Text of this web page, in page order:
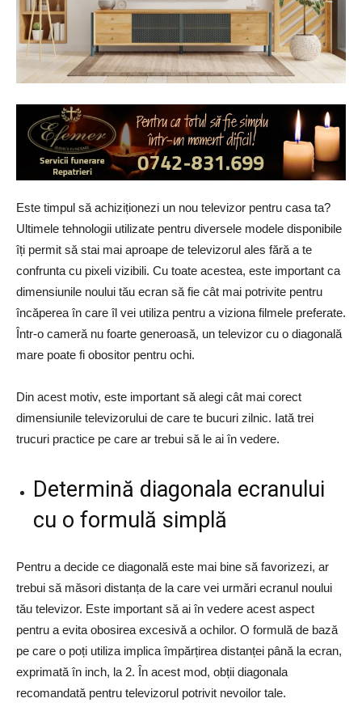
Este timpul să achiziționezi un nou televizor pentru casa ta?
Ultimele tehnologii utilizate pentru diversele modele disponibile
îți permit să stai mai aproape de televizorul ales fără a te
confrunta cu pixeli vizibili. Cu toate acestea, este important ca
dimensiunile noului tău ecran să fie cât mai potrivite pentru
încăperea în care îl vei utiliza pentru a viziona filmele preferate.
Într-o cameră nu foarte generoasă, un televizor cu o diagonală
mare poate fi obositor pentru ochi.
Din acest motiv, este important să alegi cât mai corect
dimensiunile televizorului de care te bucuri zilnic. Iată trei
trucuri practice pe care ar trebui să le ai în vedere.
Determină diagonala ecranului
cu o formulă simplă
Pentru a decide ce diagonală este mai bine să favorizezi, ar
trebui să măsori distanța de la care vei urmări ecranul noului
tău televizor. Este important să ai în vedere acest aspect
pentru a evita obosirea excesivă a ochilor. O formulă de bază
pe care o poți utiliza implica împărțirea distanței până la ecran,
exprimată în inch, la 2. În acest mod, obții diagonala
recomandată pentru televizorul potrivit nevoilor tale.